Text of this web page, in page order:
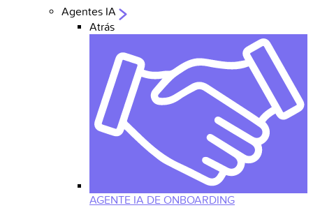
Agentes IA
Atrás
AGENTE IA DE ONBOARDING